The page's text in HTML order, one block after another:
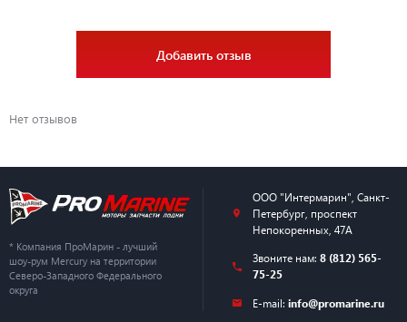
Добавить отзыв
Нет отзывов
* Компания ПроМарин - лучший
шоу-рум Mercury на территории
Северо-Западного Федерального
округа
ООО "Интермарин" Санкт-
Петербург, проспект
Непокоренных, 47А
Звоните нам: 8 (812) 565-
75-25
E-mail: info@promarine.ru